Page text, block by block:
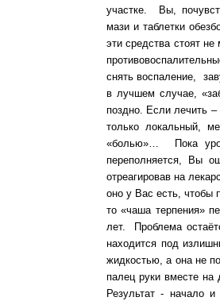
участке. Вы,
мази и таблетки
эти средства стоят
снять воспаление,
в лучшем случае,
поздно. Если лечить
только локальный,
«болью»… Пока
переполняется, Вы
отреагировав на
оно у Вас есть, чтобы
то «чаша терпения»
лет. Проблема
находится под
жидкостью, а она не
палец руки вместе на
Результат - начало и